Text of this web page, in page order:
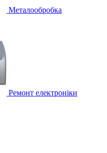
Металообробка
Ремонт електроніки